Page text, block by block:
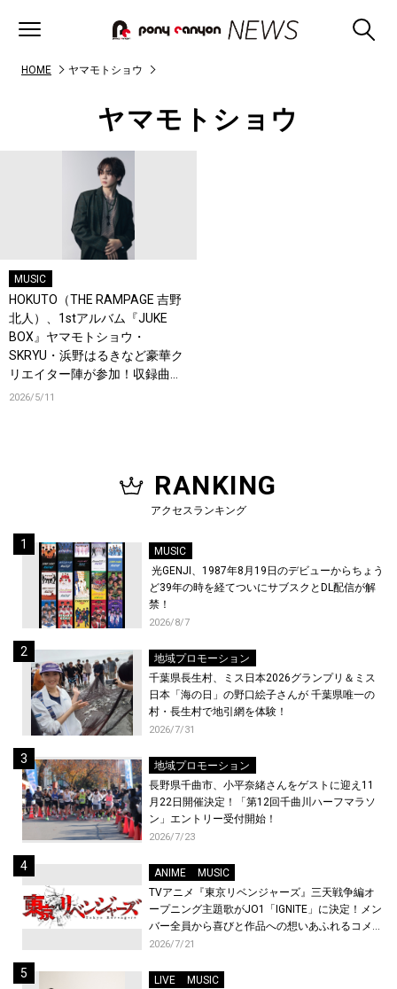
HOME ヤマモトショウ
ヤマモトショウ
MUSIC
HOKUTO（THE RAMPAGE 吉野
北人）、1stアルバム『JUKE
BOX』ヤマモトショウ・
SKRYU・浜野はるきなど豪華ク
リエイター陣が参加！収録曲を
一挙公開＆新曲「軽率」配信！
2026/5/11
RANKING
アクセスランキング
MUSIC
光GENJI、1987年8月19日のデビューからちょう
ど39年の時を経てついにサブスクとDL配信が解
禁！
2026/8/7
地域プロモーション
千葉県長生村、ミス日本2026グランプリ＆ミス
日本「海の日」の野口絵子さんが 千葉県唯一の
村・長生村で地引網を体験！
2026/7/31
地域プロモーション
長野県千曲市、小平奈緒さんをゲストに迎え11
月22日開催決定！「第12回千曲川ハーフマラソ
ン」エントリー受付開始！
2026/7/23
ANIME
MUSIC
TVアニメ『東京リベンジャーズ』三天戦争編オ
ープニング主題歌がJO1「IGNITE」に決定！メン
バー全員から喜びと作品への想いあふれるコメン
トが到着！9月に東京・大阪で先行上映会を開
2026/7/21
LIVE
MUSIC